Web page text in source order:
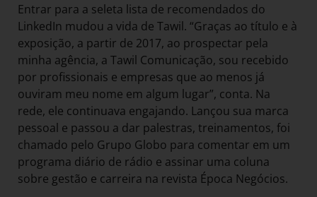
Entrar para a seleta lista de recomendados do
LinkedIn mudou a vida de Tawil. “Graças ao título e à
exposição, a partir de 2017, ao prospectar pela
minha agência, a Tawil Comunicação, sou recebido
por profissionais e empresas que ao menos já
ouviram meu nome em algum lugar”, conta. Na
rede, ele continuava engajando. Lançou sua marca
pessoal e passou a dar palestras, treinamentos, foi
chamado pelo Grupo Globo para comentar em um
programa diário de rádio e assinar uma coluna
sobre gestão e carreira na revista Época Negócios.